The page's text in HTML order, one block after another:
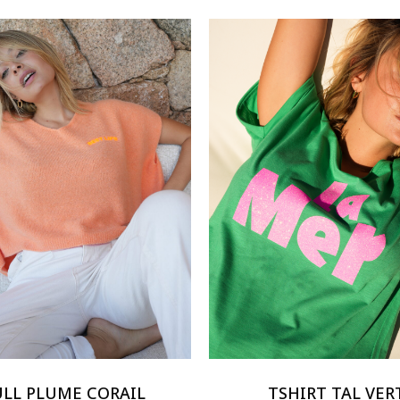
PLUME CORAIL
Ce
produit
a
variations.TSHIRT TAL